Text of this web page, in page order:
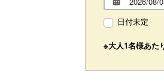
日付未定
※大人1名様あた